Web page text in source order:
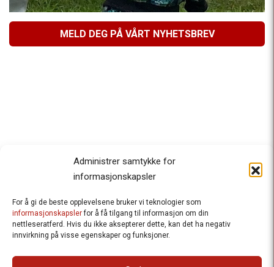
Administrer samtykke for
informasjonskapsler
For å gi de beste opplevelsene bruker vi teknologier som
informasjonskapslerfor å få tilgang til informasjon om din
nettleseratferd. Hvis du ikke aksepterer dette, kan det ha negativ
innvirkning på visse egenskaper og funksjoner.
MELD DEG PÅ VÅRT NYHETSBREV
Besteforeldrenes klimaaksjon
Ansvarlig redaktør
: Halfdan Wiik |